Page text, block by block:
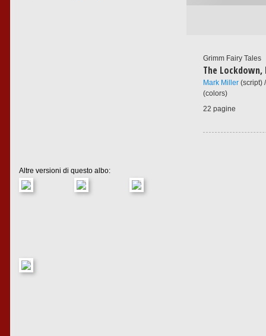
Altre versioni di questo albo:
Grimm Fairy Tales
The Lockdown,
Mark Miller (script)
(colors)
22 pagine